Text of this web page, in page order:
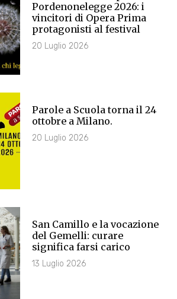
Pordenonelegge 2026: i
vincitori di Opera Prima
protagonisti al festival
20 Luglio 2026
Parole a Scuola torna il 24
ottobre a Milano.
20 Luglio 2026
San Camillo e la vocazione
del Gemelli: curare
significa farsi carico
13 Luglio 2026